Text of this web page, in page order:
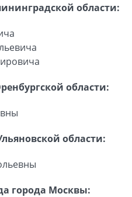
области:
области:
области:
города Москвы: